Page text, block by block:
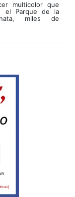
multicolor que
el Parque de la
miles de